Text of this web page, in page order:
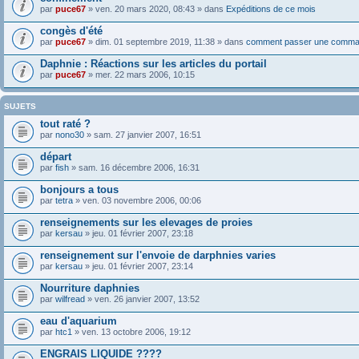
par puce67 » ven. 20 mars 2020, 08:43 » dans Expéditions de ce mois
congès d'été
par puce67 » dim. 01 septembre 2019, 11:38 » dans comment passer une
Daphnie : Réactions sur les articles du portail
par puce67 » mer. 22 mars 2006, 10:15
SUJETS
tout raté ?
par nono30 » sam. 27 janvier 2007, 16:51
départ
par fish » sam. 16 décembre 2006, 16:31
bonjours a tous
par tetra » ven. 03 novembre 2006, 00:06
renseignements sur les elevages de proies
par kersau » jeu. 01 février 2007, 23:18
renseignement sur l'envoie de darphnies varies
par kersau » jeu. 01 février 2007, 23:14
Nourriture daphnies
par wilfread » ven. 26 janvier 2007, 13:52
eau d'aquarium
par htc1 » ven. 13 octobre 2006, 19:12
ENGRAIS LIQUIDE ????